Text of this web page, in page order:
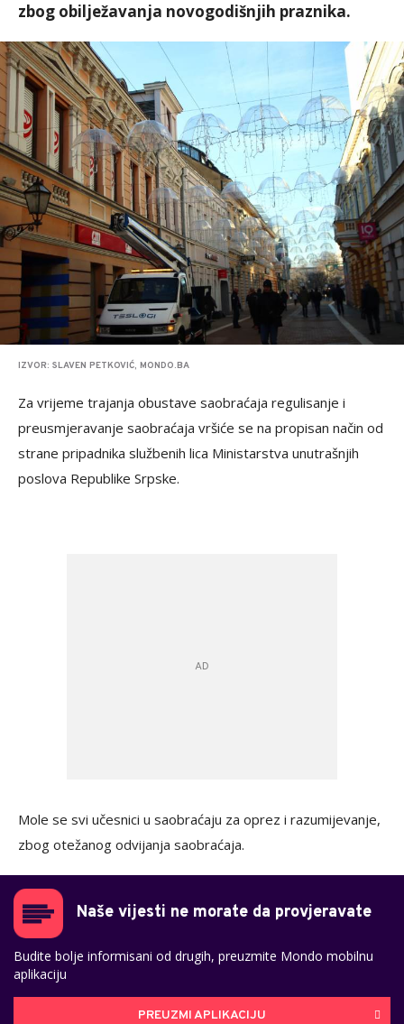
zbog obilježavanja novogodišnjih praznika.
IZVOR: SLAVEN PETKOVIĆ, MONDO.BA
Za vrijeme trajanja obustave saobraćaja regulisanje i
preusmjeravanje saobraćaja vršiće se na propisan način od
strane pripadnika službenih lica Ministarstva unutrašnjih
poslova Republike Srpske.
Mole se svi učesnici u saobraćaju za oprez i razumijevanje,
zbog otežanog odvijanja saobraćaja.
Naše vijesti ne morate da provjeravate
Budite bolje informisani od drugih, preuzmite Mondo mobilnu
aplikaciju
PREUZMI APLIKACIJU